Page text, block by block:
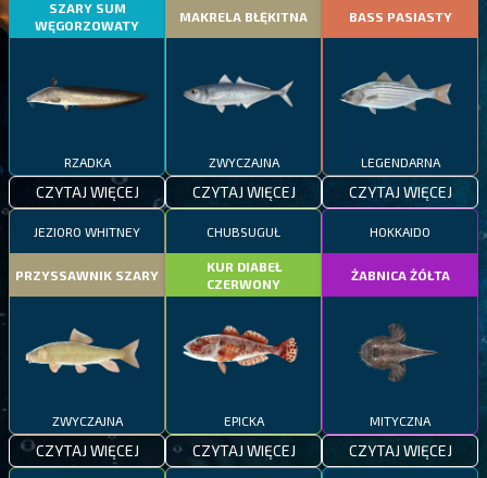
SZARY SUM
WĘGORZOWATY
RZADKA
CZYTAJ WIĘCEJ
MAKRELA BŁĘKITNA
ZWYCZAJNA
CZYTAJ WIĘCEJ
BASS PASIASTY
LEGENDARNA
CZYTAJ WIĘCEJ
JEZIORO WHITNEY
PRZYSSAWNIK SZARY
ZWYCZAJNA
CZYTAJ WIĘCEJ
CHUBSUGUŁ
KUR DIABEŁ
CZERWONY
EPICKA
CZYTAJ WIĘCEJ
HOKKAIDO
ŻABNICA ŻÓŁTA
MITYCZNA
CZYTAJ WIĘCEJ